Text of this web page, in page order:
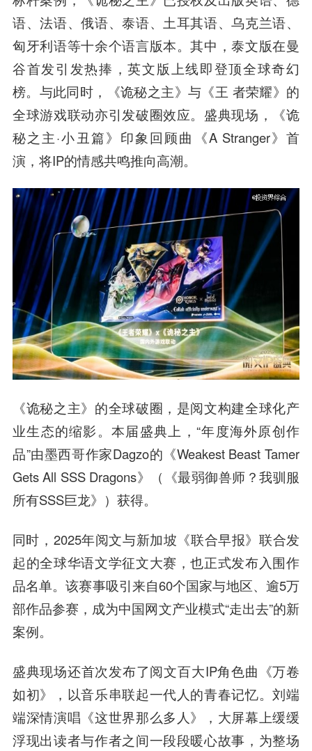
语、法语、俄语、泰语、土耳其语、乌克兰语、
匈牙利语等十余个语言版本。其中，泰文版在曼
谷首发引发热捧，英文版上线即登顶全球奇幻
榜。与此同时，《诡秘之主》与《王 者荣耀》的
全球游戏联动亦引发破圈效应。盛典现场，《诡
秘之主·小丑篇》印象回顾曲《A Stranger》首
演，将IP的情感共鸣推向高潮。
《诡秘之主》的全球破圈，是阅文构建全球化产
业生态的缩影。本届盛典上，“年度海外原创作
品”由墨西哥作家Dagzo的《Weakest Beast Tamer
Gets All SSS Dragons》（《最弱御兽师？我驯服
所有SSS巨龙》）获得。
同时，2025年阅文与新加坡《联合早报》联合发
起的全球华语文学征文大赛，也正式发布入围作
品名单。该赛事吸引来自60个国家与地区、逾5万
部作品参赛，成为中国网文产业模式“走出去”的新
案例。
盛典现场还首次发布了阅文百大IP角色曲《万卷
如初》，以音乐串联起一代人的青春记忆。刘端
端深情演唱《这世界那么多人》，大屏幕上缓缓
浮现出读者与作者之间一段段暖心故事，为整场